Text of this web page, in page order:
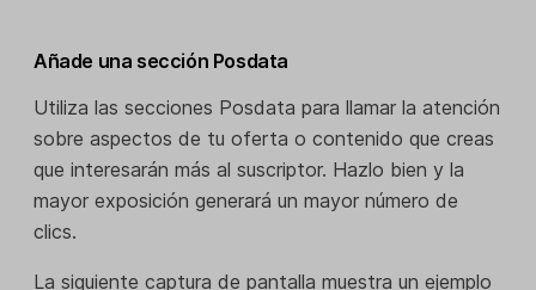
Añade una sección Posdata
Utiliza las secciones Posdata para llamar la atención
sobre aspectos de tu oferta o contenido que creas
que interesarán más al suscriptor. Hazlo bien y la
mayor exposición generará un mayor número de
clics.
La siguiente captura de pantalla muestra un ejemplo